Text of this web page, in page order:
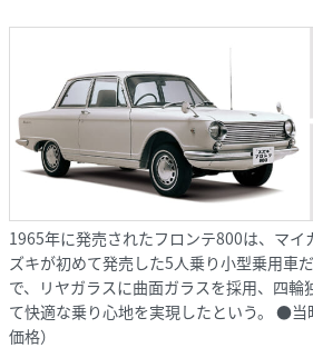
1965年に発売されたフロンテ800は、マイ
ズキが初めて発売した5人乗り小型乗用車
で、リヤガラスに曲面ガラスを採用、四輪
て快適な乗り心地を実現したという。 ●
価格）